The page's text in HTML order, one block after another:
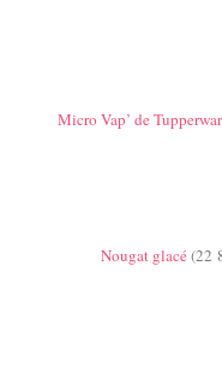
Micro Vap’ de
Nougat glacé(22